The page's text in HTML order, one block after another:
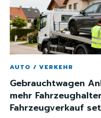
AUTO / VERKEHR
Gebrauchtwagen
mehr
Fahrzeugverkauf